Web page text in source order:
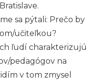
sa pýtali: Prečo by
učiteľkou?
ľudí charakterizujú
pedagógov na
v tom zmysel